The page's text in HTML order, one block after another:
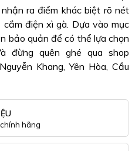
ra điểm khác biệt rõ nét
điện xì gà. Dựa vào mục
bảo quản để có thể lựa chọn
đừng quên ghé qua shop
Khang, Yên Hòa, Cầu
hãng